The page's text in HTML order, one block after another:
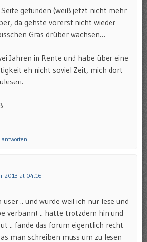
Seite gefunden (weiß jetzt nicht mehr
da gehste vorerst nicht wieder
Gras drüber wachsen…
Jahren in Rente und habe über eine
eh nicht soviel Zeit, mich dort
2013 at 04:16
user .. und wurde weil ich nur lese und
verbannt .. hatte trotzdem hin und
.. fande das forum eigentlich recht
man schreiben muss um zu lesen